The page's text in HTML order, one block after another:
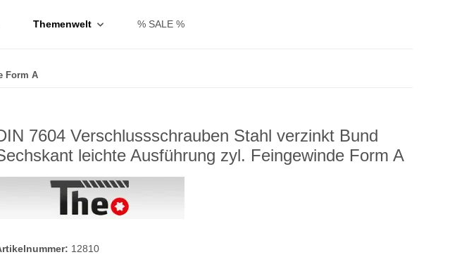
Themenwelt % SALE %
Form A
7604 Verschlussschrauben Stahl verzinkt Bund
leichte Ausführung zyl. Feingewinde Form A
12810